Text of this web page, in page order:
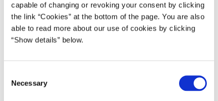
capable of changing or revoking your consent by clicking
the link “Cookies” at the bottom of the page. You are also
able to read more about our use of cookies by clicking
“Show details” below.
Necessary
Foto: Les Kaner
vendt. Antallet er faldet med 4.000 personer fra april til
september 2016.